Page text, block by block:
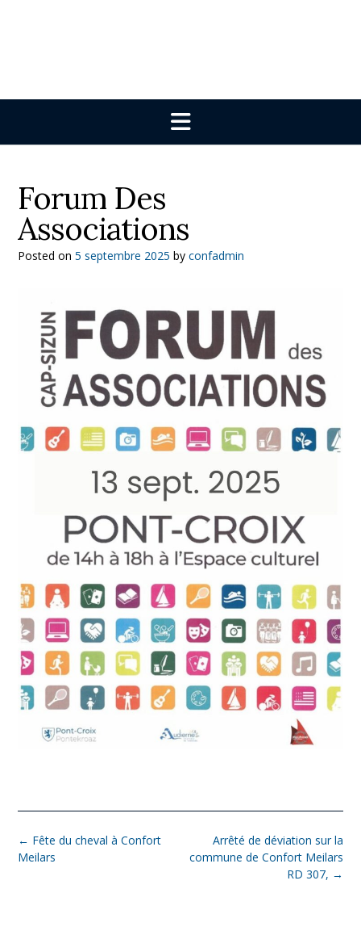
Forum Des
Associations
Posted on 5 septembre 2025 by confadmin
Arrêté de déviation sur la
commune de Confort Meilars
RD 307, →
← Fête du cheval à Confort
Meilars